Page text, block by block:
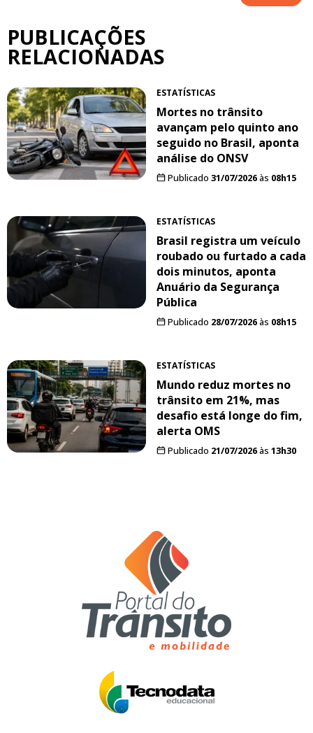
PUBLICAÇÕES
RELACIONADAS
ESTATÍSTICAS
Mortes no trânsito
avançam pelo quinto ano
seguido no Brasil, aponta
análise do ONSV
Publicado 31/07/2026às 08h15
ESTATÍSTICAS
Brasil registra um veículo
roubado ou furtado a cada
dois minutos, aponta
Anuário da Segurança
Pública
Publicado 28/07/2026às 08h15
ESTATÍSTICAS
Mundo reduz mortes no
trânsito em 21%, mas
desafio está longe do fim,
alerta OMS
Publicado 21/07/2026às 13h30